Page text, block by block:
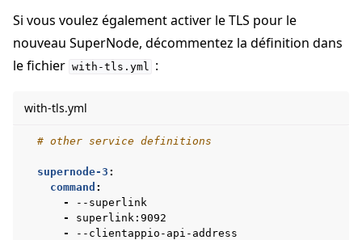
Si vous voulez également activer le TLS pour le
nouveau SuperNode, décommentez la définition dans
le fichier with-tls.yml :
with-tls.yml
# other service definitions
supernode-3 :
command :
-
--superlink
-
superlink:9092
-
--clientappio-api-address